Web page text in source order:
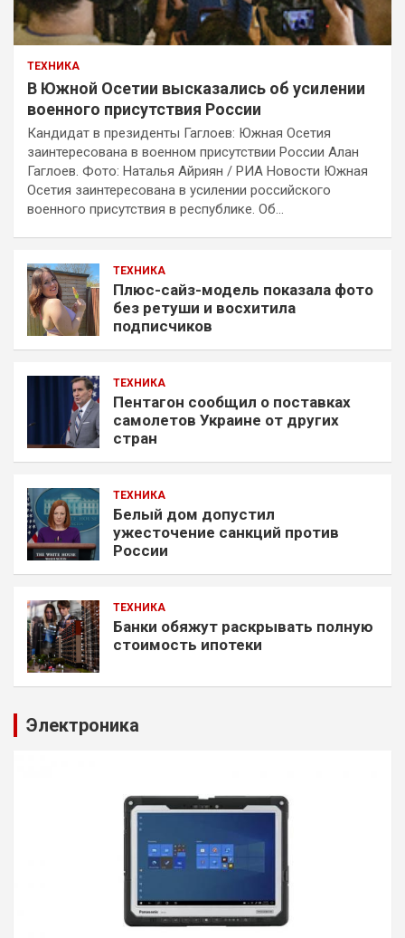
ТЕХНИКА
В Южной Осетии высказались об усилении
военного присутствия России
Кандидат в президенты Гаглоев: Южная Осетия
заинтересована в военном присутствии России Алан
Гаглоев. Фото: Наталья Айриян / РИА Новости Южная
Осетия заинтересована в усилении российского
военного присутствия в республике. Об…
ТЕХНИКА
Плюс-сайз-модель показала фото
без ретуши и восхитила
подписчиков
ТЕХНИКА
Пентагон сообщил о поставках
самолетов Украине от других
стран
ТЕХНИКА
Белый дом допустил
ужесточение санкций против
России
ТЕХНИКА
Банки обяжут раскрывать полную
стоимость ипотеки
Электроника